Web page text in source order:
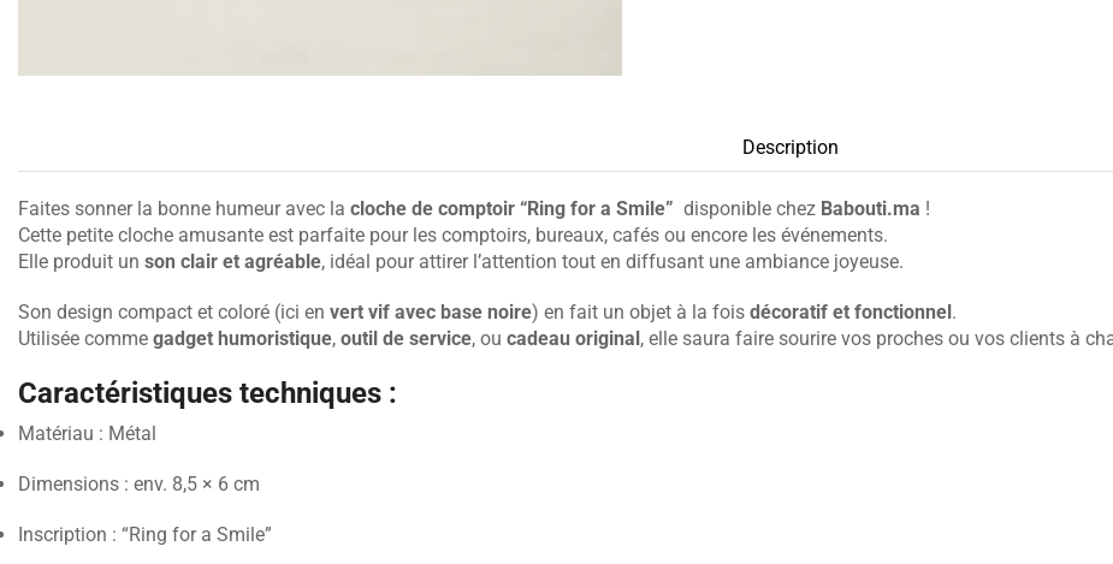
Description
Faites sonner la bonne humeur avec la cloche de comptoir “Ring for a Smile” disponible chez Babouti.ma !
Cette petite cloche amusante est parfaite pour les comptoirs, bureaux, cafés ou encore les événements.
Elle produit un son clair et agréable, idéal pour attirer l’attention tout en diffusant une ambiance joyeuse.
Son design compact et coloré (ici en vert vif avec base noire) en fait un objet à la fois décoratif et fonctionnel.
Utilisée comme gadget humoristique, outil de service, ou cadeau original, elle saura faire sourire vos proches ou vos clients à
Caractéristiques techniques :
Matériau : Métal
Dimensions : env. 8,5 × 6 cm
Inscription : “Ring for a Smile”